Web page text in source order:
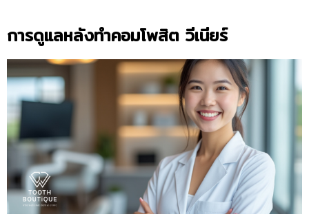
การดูแลหลังทำคอมโพสิต วีเนียร์